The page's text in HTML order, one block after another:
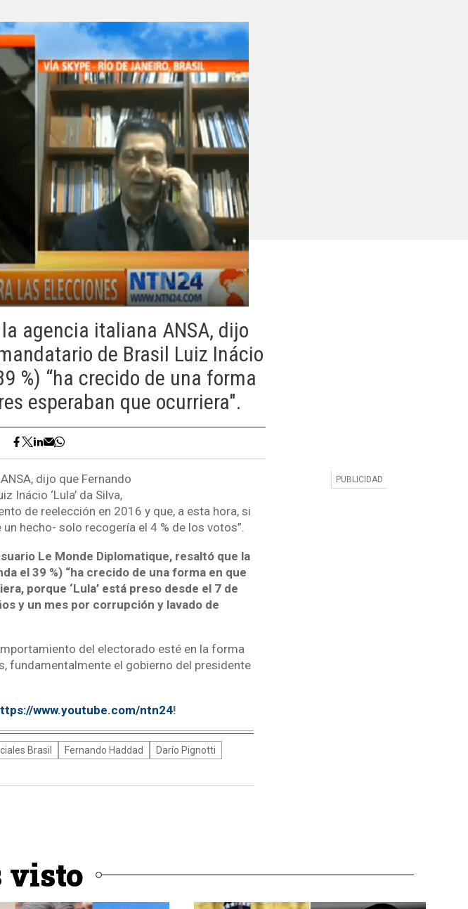
agencia italiana ANSA, dijo
de Brasil Luiz Inácio
%) “ha crecido de una forma
esperaban que ocurriera".
dijo que Fernando
Inácio ‘Lula’ da Silva,
de reelección en 2016 y que, a esta hora, si
hecho- solo recogería el 4 % de los votos”.
Le Monde Diplomatique, resaltó que la
el 39 %) “ha crecido de una forma en que
porque ‘Lula’ está preso desde el 7 de
y un mes por corrupción y lavado de
del electorado esté en la forma
fundamentalmente el gobierno del presidente
www.youtube.com/ntn24!
Brasil Fernando Haddad
Darío Pignotti
visto